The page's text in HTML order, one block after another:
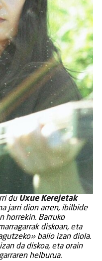
du Uxue Kerejetak
jarri dion arren, ibilbide
horrekin. Barruko
diskoan, eta
balio izan diola.
da diskoa, eta orain
helburua.